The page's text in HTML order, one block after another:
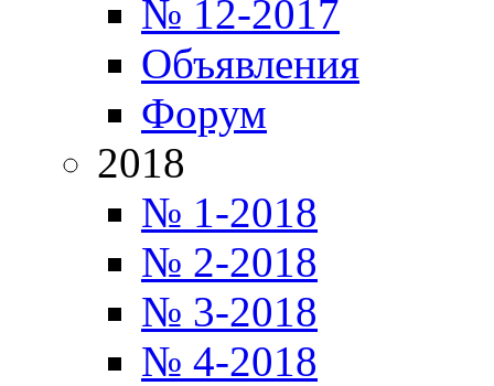
№ 12-2017
Объявления
Форум
2018
№ 1-2018
№ 2-2018
№ 3-2018
№ 4-2018